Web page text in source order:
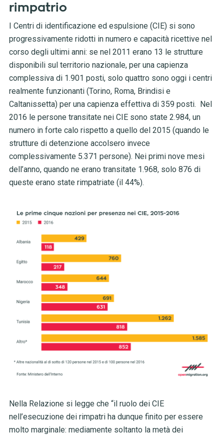
rimpatrio
I Centri di identificazione ed espulsione (CIE) si sono
progressivamente ridotti in numero e capacità ricettive nel
corso degli ultimi anni: se nel 2011 erano 13 le strutture
disponibili sul territorio nazionale, per una capienza
complessiva di 1.901 posti, solo quattro sono oggi i centri
realmente funzionanti (Torino, Roma, Brindisi e
Caltanissetta) per una capienza effettiva di 359 posti. Nel
2016 le persone transitate nei CIE sono state 2.984, un
numero in forte calo rispetto a quello del 2015 (quando le
strutture di detenzione accolsero invece
complessivamente 5.371 persone). Nei primi nove mesi
dell’anno, quando ne erano transitate 1.968, solo 876 di
queste erano state rimpatriate (il 44%).
Nella Relazione si legge che “il ruolo dei CIE
nell’esecuzione dei rimpatri ha dunque finito per essere
molto marginale: mediamente soltanto la metà dei